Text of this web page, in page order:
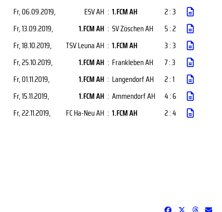
Fr, 06.09.2019, ESV AH : 1.FCM AH
2 : 3
Fr, 13.09.2019, 1.FCM AH : SV Zöschen AH
5 : 2
Fr, 18.10.2019, TSV Leuna AH : 1.FCM AH
3 : 3
Fr, 25.10.2019, 1.FCM AH : Frankleben AH
7 : 3
Fr, 01.11.2019, 1.FCM AH : Langendorf AH
2 : 1
Fr, 15.11.2019, 1.FCM AH : Ammendorf AH
4 : 6
Fr, 22.11.2019, FC Ha-Neu AH : 1.FCM AH 2 : 4